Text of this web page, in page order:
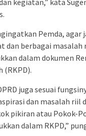
kegiatan,” kata
Pemda, agar
dan berbagai masalah
dalam dokumen
(RKPD).
juga sesuai
dan masalah riil
pikiran atau Pokok-
dalam RKPD,”